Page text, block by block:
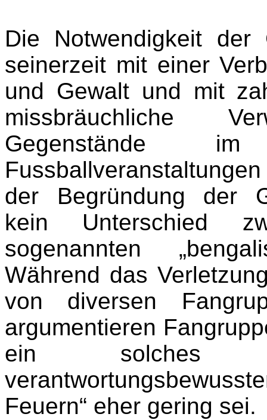
Die Notwendigkeit der
seinerzeit mit einer
und Gewalt und mit
missbräuchliche
Gegenstände
der Begründung der
kein Unterschied
sogenannten
Während das
von diversen
argumentieren
ein solches
Feuern“ eher gering sei.